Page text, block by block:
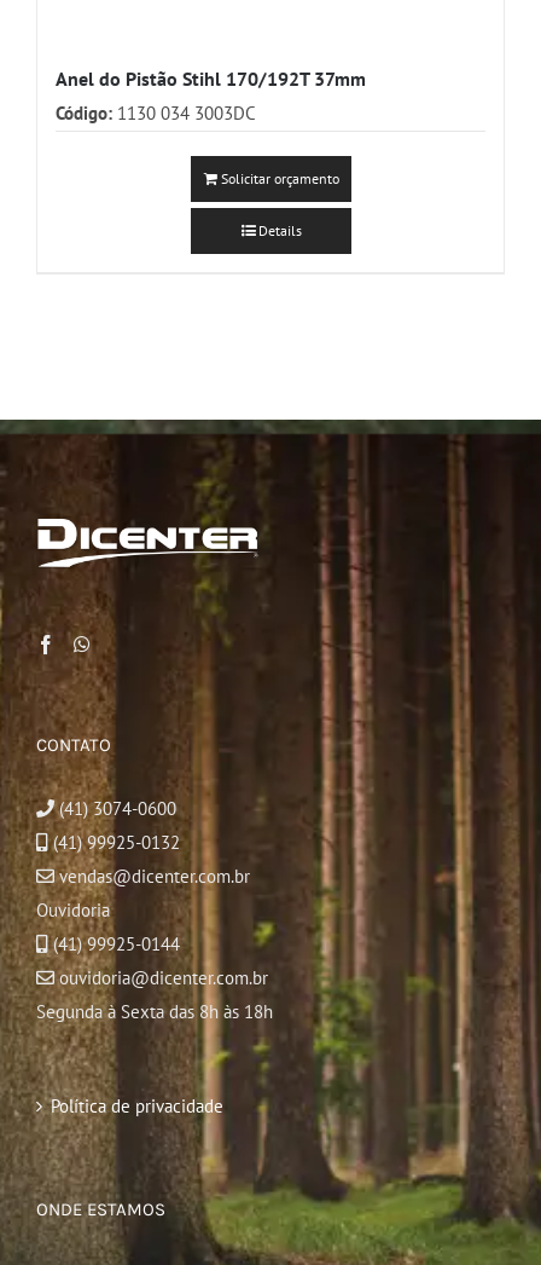
Anel do Pistão Stihl 170/192T 37mm
Código: 1130 034 3003DC
Solicitar orçamento
Details
CONTATO
(41) 3074-0600
(41) 99925-0132
vendas@dicenter.com.br
Ouvidoria
(41) 99925-0144
ouvidoria@dicenter.com.br
Segunda à Sexta das 8h às 18h
Política de privacidade
ONDE ESTAMOS